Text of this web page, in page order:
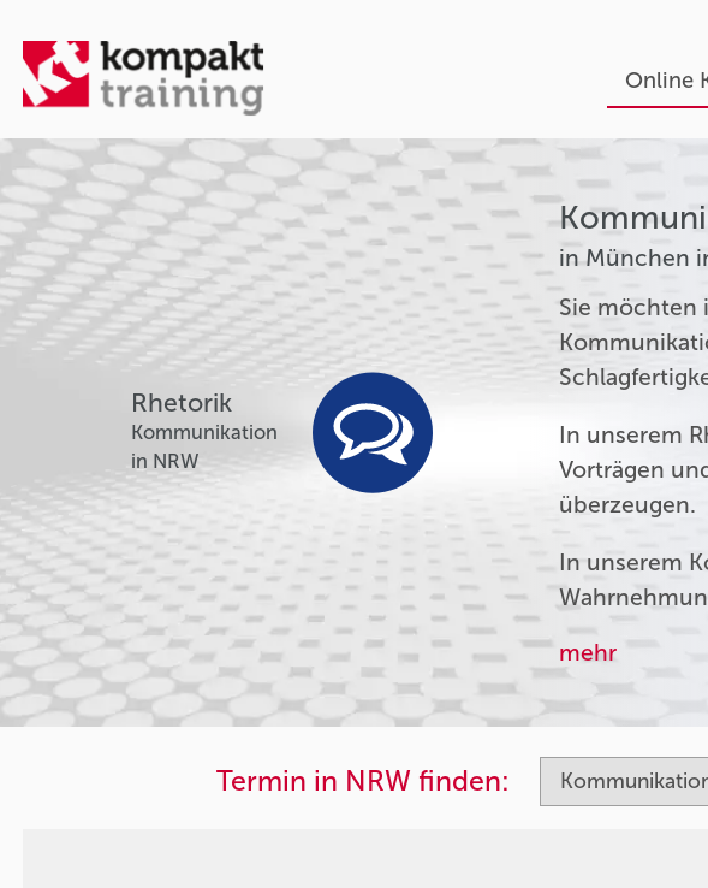
Online
Rhetorik
Kommunikation
in NRW
in München
Sie möchten
In unserem
Vorträgen
überzeugen.
In unserem
mehr
Termin in NRW finden: